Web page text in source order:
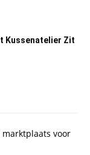
Kussenatelier Zit
voor